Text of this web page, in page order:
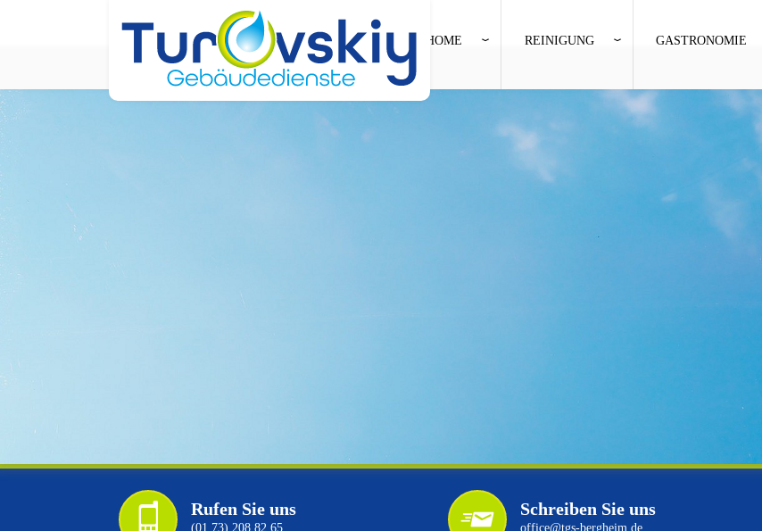
HOME REINIGUNG GASTRONOMIE
Rufen Sie uns
(01 73) 208 82 65
Schreiben Sie uns
office@tgs-bergheim.de